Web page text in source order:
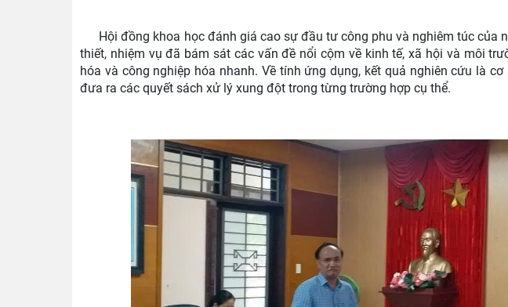
Hội đồng khoa học đánh giá cao sự đầu tư công phu và nghiêm túc của
thiết, nhiệm vụ đã bám sát các vấn đề nổi cộm về kinh tế, xã hội và môi
hóa và công nghiệp hóa nhanh. Về tính ứng dụng, kết quả nghiên cứu là
đưa ra các quyết sách xử lý xung đột trong từng trường hợp cụ thể.